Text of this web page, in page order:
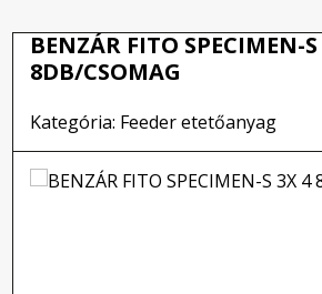
BENZÁR FITO SPECIMEN-
8DB/CSOMAG
Kategória: Feeder etetőanyag